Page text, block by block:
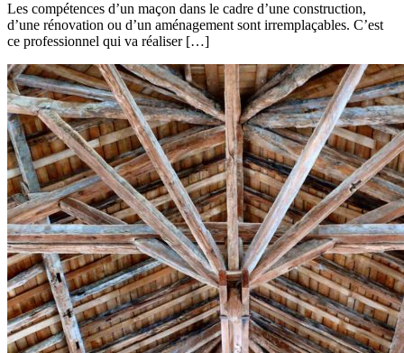
Les compétences d’un maçon dans le cadre d’une construction,
d’une rénovation ou d’un aménagement sont irremplaçables. C’est
ce professionnel qui va réaliser […]